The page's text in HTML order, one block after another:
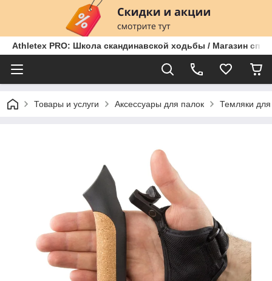
Athletex PRO: Школа скандинавской ходьбы / Магазин
Товары и услуги Аксессуары для палок Темляки для